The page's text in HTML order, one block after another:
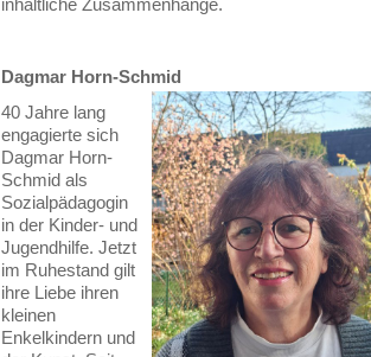
inhaltliche Zusammenhänge.
Dagmar Horn-Schmid
40 Jahre lang
engagierte sich
Dagmar Horn-
Schmid als
Sozialpädagogin
in der Kinder- und
Jugendhilfe. Jetzt
im Ruhestand gilt
ihre Liebe ihren
kleinen
Enkelkindern und